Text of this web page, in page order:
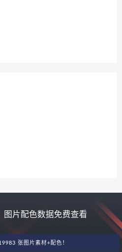
图片配色数据免费查看
张图片素材+配色！